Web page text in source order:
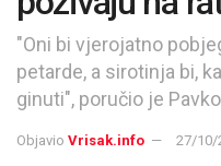
"Oni bi vjerojatno
petarde, a sirotinja bi,
ginuti", poručio je
Objavio Vrisak.info 27/10/